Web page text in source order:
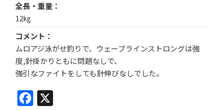
全長・重量
12㎏
コメント
ムロアジ泳がせ釣りで、ウェーブラインストロングは強
度,針掛かりともに問題なしで、
強引なファイトをしても針伸びなしでした。
Facebook